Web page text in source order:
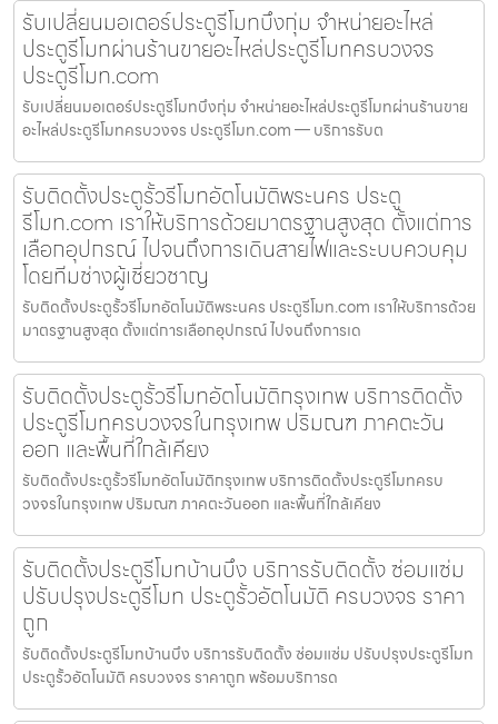
รับเปลี่ยนมอเตอร์ประตูรีโมทบึงกุ่ม จำหน่ายอะไหล่
ประตูรีโมทผ่านร้านขายอะไหล่ประตูรีโมทครบวงจร
ประตูรีโมท.com
รับเปลี่ยนมอเตอร์ประตูรีโมทบึงกุ่ม จำหน่ายอะไหล่ประตูรีโมทผ่านร้านขาย
อะไหล่ประตูรีโมทครบวงจร ประตูรีโมท.com — บริการรับต
รับติดตั้งประตูรั้วรีโมทอัตโนมัติพระนคร ประตู
รีโมท.com เราให้บริการด้วยมาตรฐานสูงสุด ตั้งแต่การ
เลือกอุปกรณ์ ไปจนถึงการเดินสายไฟและระบบควบคุม
โดยทีมช่างผู้เชี่ยวชาญ
รับติดตั้งประตูรั้วรีโมทอัตโนมัติพระนคร ประตูรีโมท.com เราให้บริการด้วย
มาตรฐานสูงสุด ตั้งแต่การเลือกอุปกรณ์ ไปจนถึงการเด
รับติดตั้งประตูรั้วรีโมทอัตโนมัติกรุงเทพ บริการติดตั้ง
ประตูรีโมทครบวงจรในกรุงเทพ ปริมณฑ ภาคตะวัน
ออก และพื้นที่ใกล้เคียง
รับติดตั้งประตูรั้วรีโมทอัตโนมัติกรุงเทพ บริการติดตั้งประตูรีโมทครบ
วงจรในกรุงเทพ ปริมณฑ ภาคตะวันออก และพื้นที่ใกล้เคียง
รับติดตั้งประตูรีโมทบ้านบึง บริการรับติดตั้ง ซ่อมแซ่ม
ปรับปรุงประตูรีโมท ประตูรั้วอัตโนมัติ ครบวงจร ราคา
ถูก
รับติดตั้งประตูรีโมทบ้านบึง บริการรับติดตั้ง ซ่อมแซ่ม ปรับปรุงประตูรีโมท
ประตูรั้วอัตโนมัติ ครบวงจร ราคาถูก พร้อมบริการด